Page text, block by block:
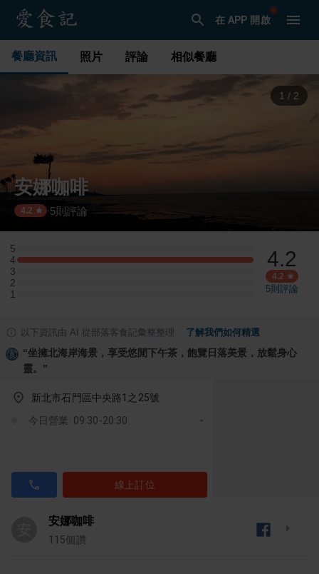
在 APP 開啟
餐廳資訊 照片 評論 相似餐廳
1 / 2
安娜咖啡
4.2 ·5則評論
5
5 星：0 則評論
4
4 星：2 則評論
3
3 星：0 則評論
2
2 星：0 則評論
1
1 星：0 則評論
4.2
4.2
5則評論
以下資訊由 AI 從部落客食記彙整整理 了解我們如何精選
“坐擁北海岸海景，享受悠閒下午茶，飽覽日落美景，放鬆身心
靈。 ”
新北市石門區中央路1之25號
今日營業: 09:30-20:30
線上訂位
安娜咖啡
115個讚